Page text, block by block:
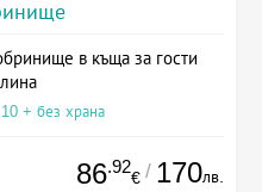
в къща за гости
+ без храна
86.92
€ / 170лв.